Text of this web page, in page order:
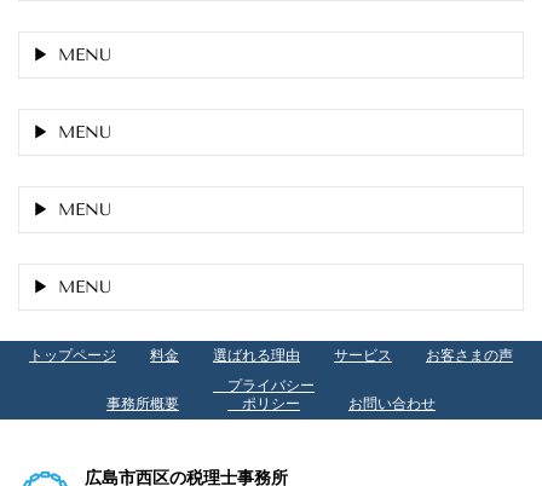
MENU
MENU
MENU
MENU
トップページ 料金 選ばれる理由 サービス お客さまの声
事務所概要
プライバシー
ポリシー
お問い合わせ
広島市西区の税理士事務所